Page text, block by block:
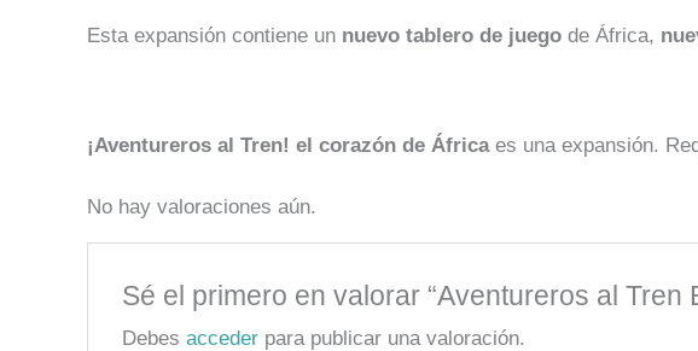
Esta expansión contiene un nuevo tablero de juego de África,
¡Aventureros al Tren! el corazón de Áfricaes una expansión.
No hay valoraciones aún.
Sé el primero en valorar “Aventureros al Tren
Debesacceder para publicar una valoración.